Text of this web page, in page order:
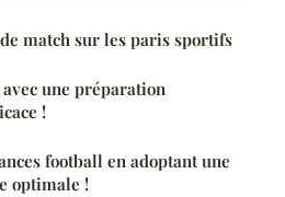
match sur les paris sportifs
une préparation
!
football en adoptant une
optimale !